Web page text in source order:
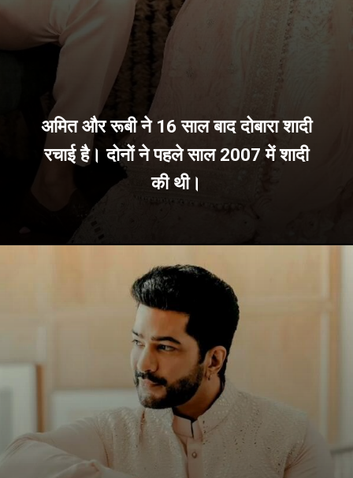
अमित और रूबी ने 16 साल बाद दोबारा शादी
रचाई है। दोनों ने पहले साल 2007 में शादी
की थी।